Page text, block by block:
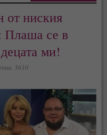
от ниския
Плаша се в
ми!
3610